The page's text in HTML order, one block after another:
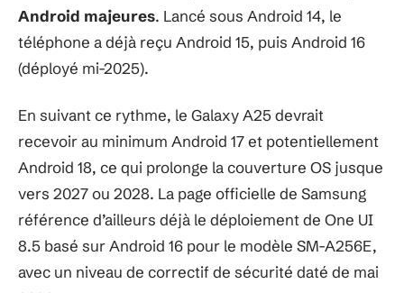
Android majeures. Lancé sous Android 14, le
téléphone a déjà reçu Android 15, puis Android 16
(déployé mi-2025).
En suivant ce rythme, le Galaxy A25 devrait
recevoir au minimum Android 17 et potentiellement
Android 18, ce qui prolonge la couverture OS jusque
vers 2027 ou 2028. La page officielle de Samsung
référence d’ailleurs déjà le déploiement de One UI
8.5 basé sur Android 16 pour le modèle SM-A256E,
avec un niveau de correctif de sécurité daté de mai